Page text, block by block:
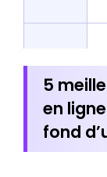
BeFunky
5
en
fond